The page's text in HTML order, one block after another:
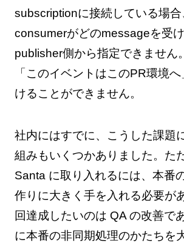
subscriptionに接続している場
consumerがどのmessageを受
publisher側から指定できません
「このイベントはこのPR環境
けることができません。
社内にはすでに、こうした課題
組みもいくつかありました。た
Santa に取り入れるには、本番
作りに大きく手を入れる必要が
回達成したいのは QA の改善で
に本番の非同期処理のかたちを